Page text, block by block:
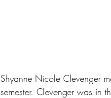
Shyanne Nicole Clevenger
semester. Clevenger was in